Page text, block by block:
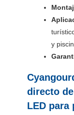
y
directo
LED para